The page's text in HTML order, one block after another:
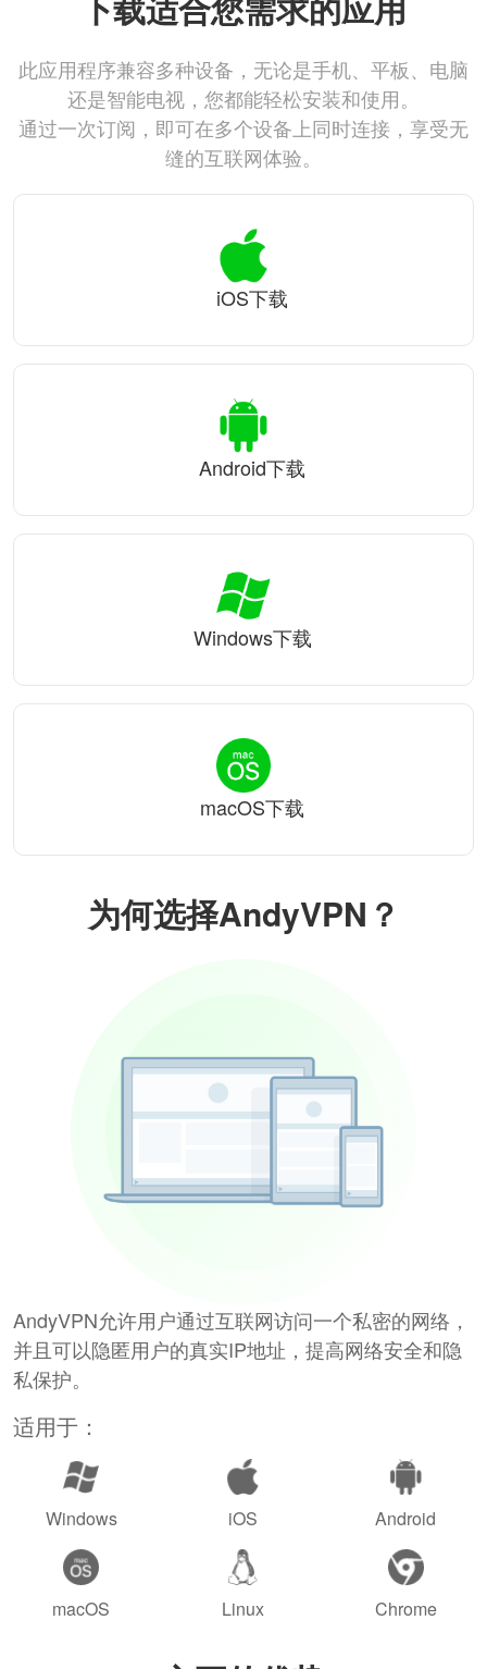
为何选择AndyVPN？
AndyVPN允许用户通过互联网访问一个私密的网络，
并且可以隐匿用户的真实IP地址，提高网络安全和隐
私保护。
适用于：
Windows iOS Android
macOS Linux Chrome
此应用程序兼容多种设备，无论是手机、平板、电脑
还是智能电视，您都能轻松安装和使用。
通过一次订阅，即可在多个设备上同时连接，享受无
缝的互联网体验。
iOS下载
Android下载
Windows下载
macOS下载